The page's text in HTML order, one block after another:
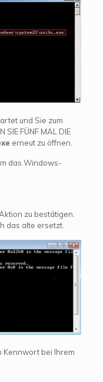
und Sie zum
FÜNF MAL DIE
erneut zu öffnen.
das Windows-
zu bestätigen.
das alte ersetzt.
Kennwort bei Ihrem